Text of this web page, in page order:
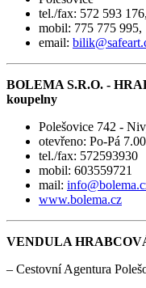
tel./fax: 572 593 176,
mobil: 775 775 995,
email:
BOLEMA S.R.O. -
koupelny
Polešovice 742 -
otevřeno: Po-Pá
tel./fax: 572593930
mobil: 603559721
mail:
www.bolema.cz
VENDULA
– Cestovní Agentura